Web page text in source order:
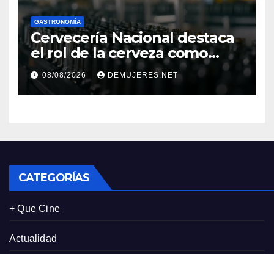
GASTRONOMÍA
Cervecería Nacional destaca
el rol de la cerveza como
motor de desarrollo
económico y sostenibilidad
en Panamá
08/08/2026 DEMUJERES.NET
CATEGORÍAS
+ Que Cine
Actualidad